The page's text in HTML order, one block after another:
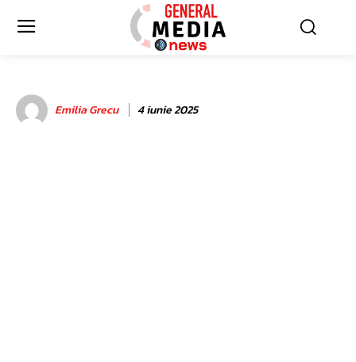
Emilia Grecu 4 iunie 2025